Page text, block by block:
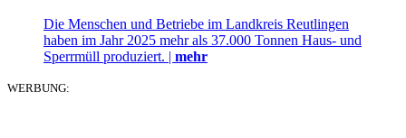
Die Menschen und Betriebe im Landkreis Reutlingen
haben im Jahr 2025 mehr als 37.000 Tonnen Haus- und
Sperrmüll produziert. | mehr
WERBUNG: